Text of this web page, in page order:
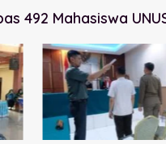
492 Mahasiswa